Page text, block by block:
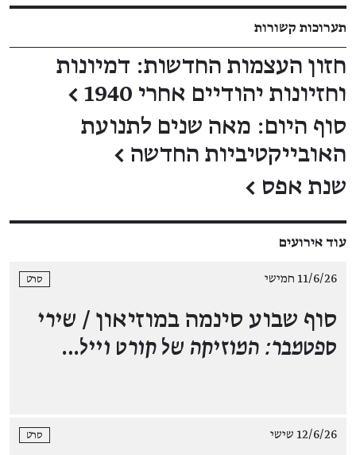
תערוכות קשורות
חזון העצמות החדשות: דמיונות
וחזיונות יהודיים אחרי 1940
←
סוף היום: מאה שנים לתנועת
האובייקטיביות החדשה ←
שנת אפס ←
עוד אירועים
11/6/26 חמישי סרט
סוף שבוע סינמה במוזיאון / שירי
ספטמבר: המוזיקה של קורט וייל…
12/6/26 שישי סרט